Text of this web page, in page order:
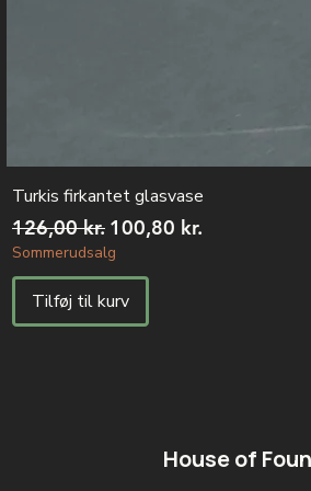
Turkis firkantet glasvase
Regulær pris
126,00 kr. Salgspris
100,80 kr.
Sommerudsalg
Tilføj til kurv
House of